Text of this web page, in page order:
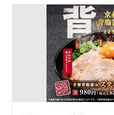
魁力屋こだわりのかえし(醤
つひとつ丁寧に炒める焼き
が食欲を刺激する自慢の一品
ラーメンとの相性も抜群で
ニューです。
そのまま豪快に頬張るも良し
卓上のにんにくやヤンニン
するも良し。
食べ放題のねぎやたくあん